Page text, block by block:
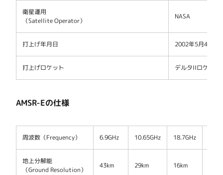
衛星運用
（Satellite Operator）
NASA
打上げ年月日 2002年5月4日
打上げロケット デルタIIロケット
AMSR-Eの仕様
周波数（Frequency） 6.9GHz 10.65GHz 18.7GHz
地上分解能
（Ground Resolution）
43km 29km 16km